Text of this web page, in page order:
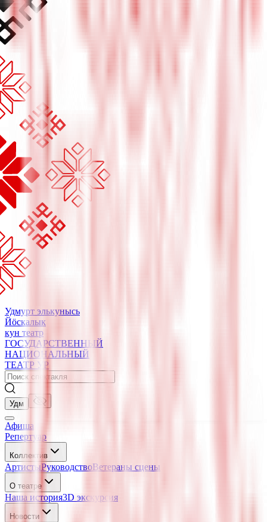
Удмурт элькунысь
Йӧскалык
кун театр
ГОСУДАРСТВЕННЫЙ
НАЦИОНАЛЬНЫЙ
ТЕАТР УР
Удм
Афиша
Репертуар
Коллектив
АртистыРуководствоВетераны сцены
О театре
Наша история3D экскурсия
Новости